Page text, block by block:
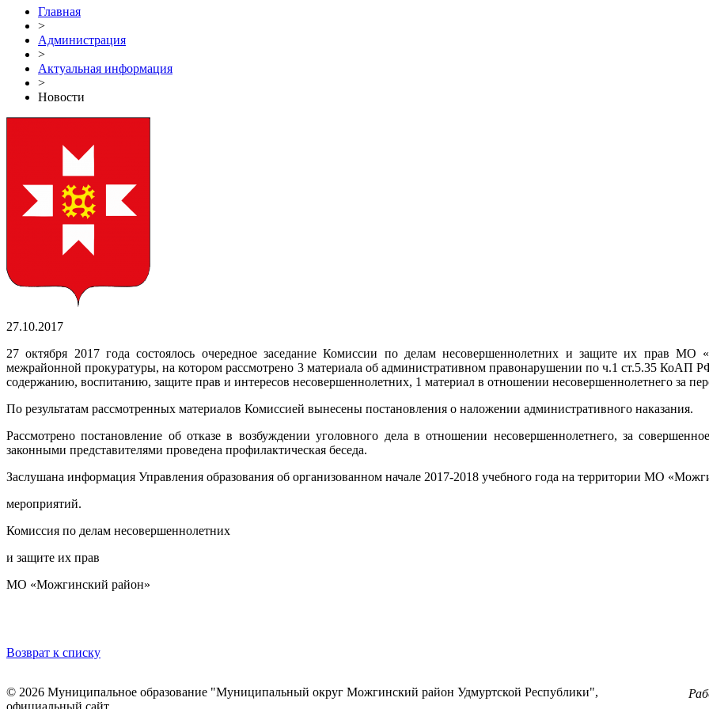
Главная
>
Администрация
>
Актуальная информация
>
Новости
27.10.2017
27 октября 2017 года состоялось очередное заседание Комиссии по делам несовершеннолетних и защите их прав
межрайонной прокуратуры, на котором рассмотрено 3 материала об административном правонарушении по ч.1 ст.5.35 КоАП
содержанию, воспитанию, защите прав и интересов несовершеннолетних, 1 материал в отношении несовершеннолетнего за
По результатам рассмотренных материалов Комиссией вынесены постановления о наложении административного наказания.
Рассмотрено постановление об отказе в возбуждении уголовного дела в отношении несовершеннолетнего, за
законными представителями проведена профилактическая беседа.
Заслушана информация Управления образования об организованном начале 2017-2018 учебного года на территории МО
мероприятий.
Комиссия по делам несовершеннолетних
и защите их прав
МО «Можгинский район»
Возврат к списку
© 2026 Муниципальное образование "Муниципальный округ Можгинский район Удмуртской Республики",
официальный сайт